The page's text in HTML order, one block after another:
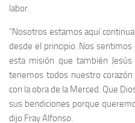
labor.
“Nosotros estamos aquí
desde el principio. Nos
esta misión que también
tenemos todos nuestro
con la obra de la Merced. Que
sus bendiciones porque
dijo Fray Alfonso.